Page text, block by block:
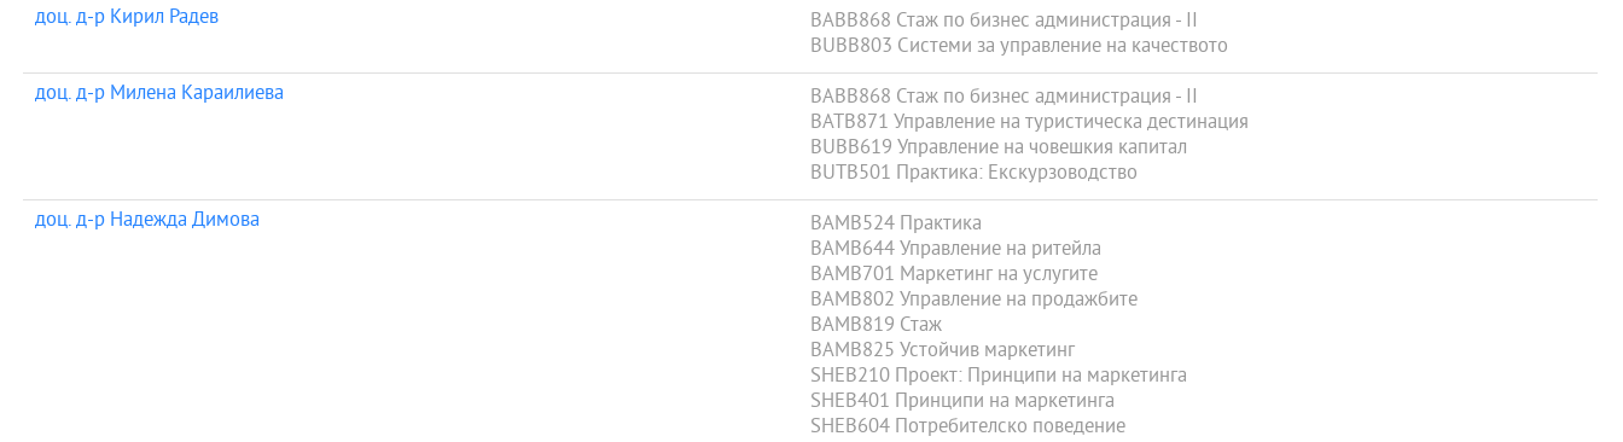
доц. д-р Кирил Радев
BABB868 Стаж по бизнес администрация - ІІ
BUBB803 Системи за управление на качеството
доц. д-р Милена Караилиева
BABB868 Стаж по бизнес администрация - ІІ
BATB871 Управление на туристическа дестинация
BUBB619 Управление на човешкия капитал
BUTB501 Практика: Екскурзоводство
доц. д-р Надежда Димова
BAMB524 Практика
BAMB644 Управление на ритейла
BAMB701 Маркетинг на услугите
BAMB802 Управление на продажбите
BAMB819 Стаж
BAMB825 Устойчив маркетинг
SHEB210 Проект: Принципи на маркетинга
SHEB401 Принципи на маркетинга
SHEB604 Потребителско поведение